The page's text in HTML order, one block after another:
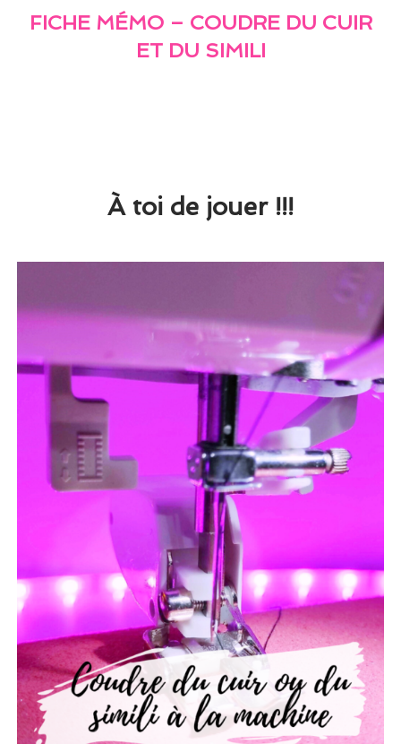
FICHE MÉMO – COUDRE DU CUIR
ET DU SIMILI
À toi de jouer !!!